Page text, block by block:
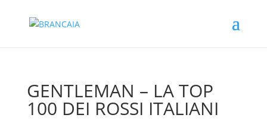
GENTLEMAN – LA TOP
100 DEI ROSSI ITALIANI